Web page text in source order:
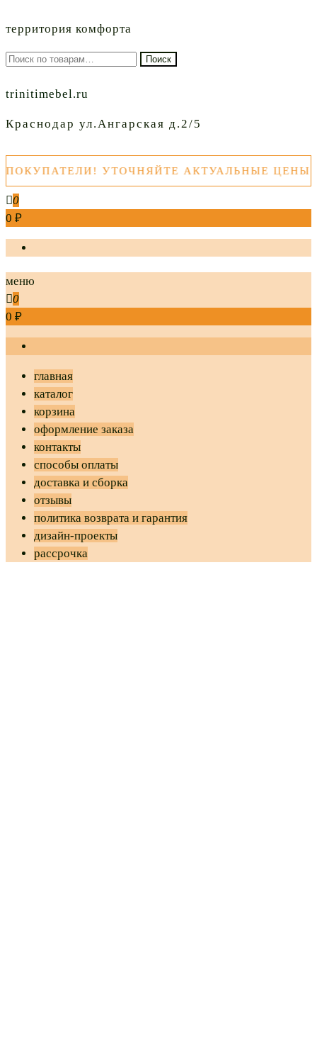
территория комфорта
Искать: Поиск
trinitimebel.ru
Краснодар ул.Ангарская д.2/5
УТОЧНЯЙТЕ АКТУАЛЬНЫЕ ЦЕНЫ
0
0 ₽
меню
0
0 ₽
главная
каталог
корзина
оформление заказа
контакты
способы оплаты
доставка и сборка
отзывы
политика возврата и гарантия
дизайн-проекты
рассрочка